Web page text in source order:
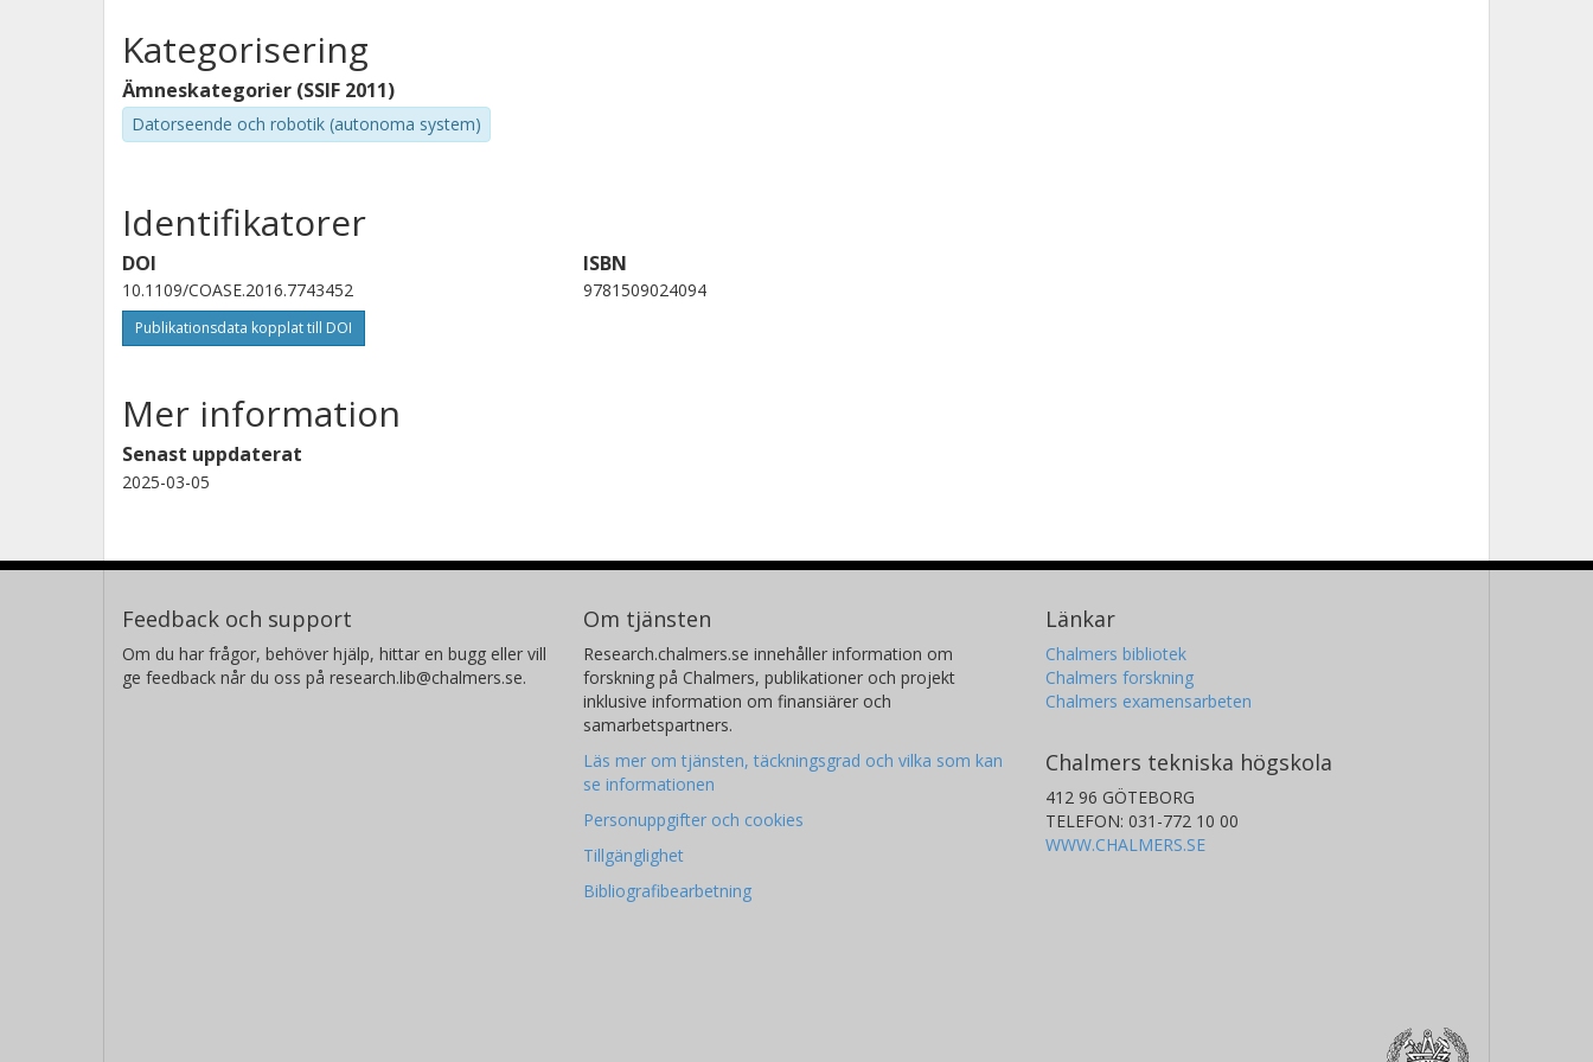
Kategorisering
Ämneskategorier (SSIF 2011)
Datorseende och robotik (autonoma system)
Identifikatorer
DOI
10.1109/COASE.2016.7743452
Publikationsdata kopplat till DOI
ISBN
9781509024094
Mer information
Senast uppdaterat
2025-03-05
Feedback och support
Om du har frågor, behöver hjälp, hittar en bugg eller vill
ge feedback når du oss på research.lib@chalmers.se.
Om tjänsten
Research.chalmers.se innehåller information om
forskning på Chalmers, publikationer och projekt
inklusive information om finansiärer och
samarbetspartners.
Läs mer om tjänsten, täckningsgrad och vilka som kan
se informationen
Personuppgifter och cookies
Tillgänglighet
Bibliografibearbetning
Länkar
Chalmers bibliotek
Chalmers forskning
Chalmers examensarbeten
Chalmers tekniska högskola
412 96 GÖTEBORG
TELEFON: 031-772 10 00
WWW.CHALMERS.SE